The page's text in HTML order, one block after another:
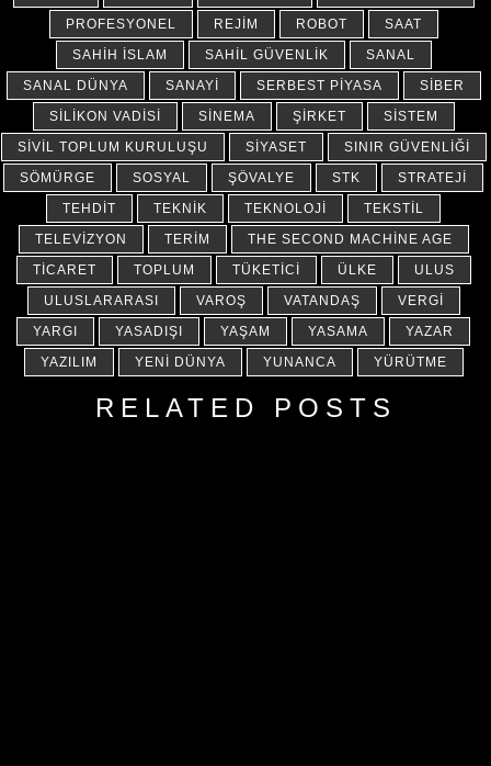
PROFESYONEL
REJIM ROBOT
SAAT
SAHIH İSLAM
SAHIL GÜVENLIK
SANAL
SANAL DÜNYA
SANAYI SERBEST PIYASA
SIBER
SILIKON VADISI
SINEMA ŞIRKET
SISTEM
SIVIL TOPLUM KURULUŞU
SIYASET
SINIR GÜVENLIĞI
SÖMÜRGE
SOSYAL ŞÖVALYE STK
STRATEJI
TEHDIT
TEKNIK TEKNOLOJI
TEKSTIL
TELEVIZYON
TERIM
THE SECOND MACHINE AGE
TICARET
TOPLUM TÜKETICI ÜLKE
ULUS
ULUSLARARASI
VAROŞ VATANDAŞ
VERGI
YARGI
YASADIŞI YAŞAM YASAMA
YAZAR
YAZILIM
YENI DÜNYA YUNANCA YÜRÜTME
RELATED POSTS